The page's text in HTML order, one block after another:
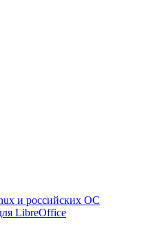
и российских ОС
LibreOffice